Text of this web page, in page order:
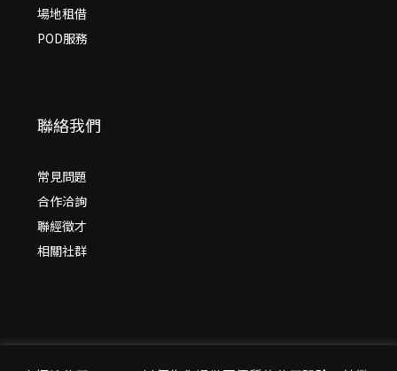
場地租借
POD服務
聯絡我們
常見問題
合作洽詢
聯經徵才
相關社群